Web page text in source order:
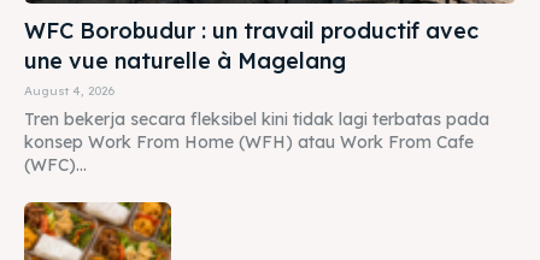
WFC Borobudur : un travail productif avec
une vue naturelle à Magelang
August 4, 2026
Tren bekerja secara fleksibel kini tidak lagi terbatas pada
konsep Work From Home (WFH) atau Work From Cafe
(WFC)...